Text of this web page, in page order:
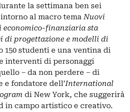
la settimana ben sei
al macro temaNuovi
economico-finanziaria sta
di progettazione e modelli di
150 studenti e una ventina di
interventi di personaggi
– da non perdere – di
fondatore dell’International
di New York, che suggerirà
in campo artistico e creativo.